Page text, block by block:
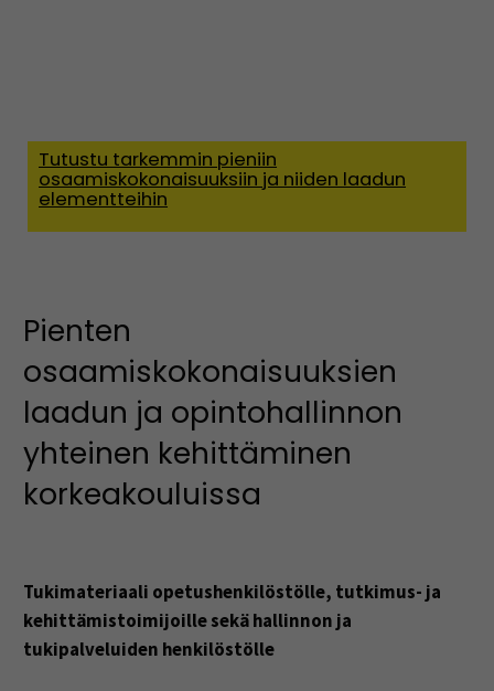
Tutustu tarkemmin pieniin
osaamiskokonaisuuksiin ja niiden laadun
elementteihin
Pienten
osaamiskokonaisuuksien
laadun ja opintohallinnon
yhteinen kehittäminen
korkeakouluissa
Tukimateriaali opetushenkilöstölle, tutkimus- ja
kehittämistoimijoille sekä hallinnon ja
tukipalveluiden henkilöstölle